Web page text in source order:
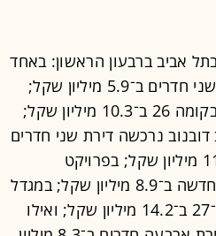
אביב ברבעון הראשון: באחד
הפרויקטים של שדה דב, בקו קדמי לים, נמכרה דירת שני חדרים ב־5.9 מיליון שקל;
בפרויקט אחר בשדה דב נרכשה דירת שלושה חדרים בקומה 26 ב־10.3 מיליון שקל;
נרכשה דירת שני חדרים
בקומה 26 ב־4.9 מיליון שקל ודירת שלושה חדרים ב־11 מיליון שקל; בפרויקט
התחדשות בדיזנגוף 193 נמכרה דירת שלושה חדרים חדשה ב־8.9 מיליון שקל; במגדל
"בראשית בבלי" נמכרה דירת ארבעה חדרים בקומה ה־27 ב־14.2 מיליון שקל; ואילו